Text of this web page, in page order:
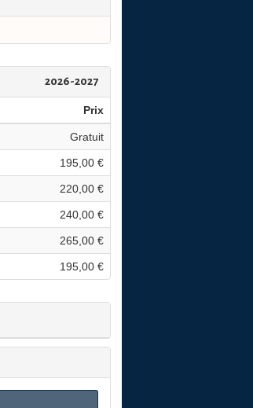
2026-2027
Prix
Gratuit
195,00 €
220,00 €
240,00 €
265,00 €
195,00 €